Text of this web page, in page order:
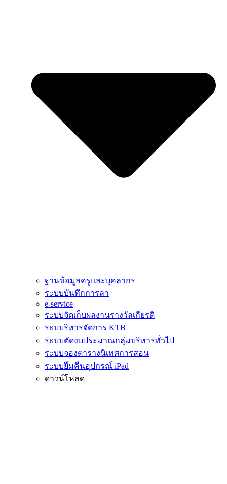
ฐานข้อมูลครูและบุคลากร
ระบบบันทึกการลา
e-service
ระบบจัดเก็บผลงานรางวัลเกียรติ
ระบบริหารจัดการ KTB
ระบบตัดงบประมาณกลุ่มบริหารทั่วไป
ระบบจองตารางนิเทศการสอน
ระบบยืมคืนอุปกรณ์ iPad
ดาวน์โหลด